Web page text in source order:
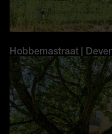
Hobbemastraat |